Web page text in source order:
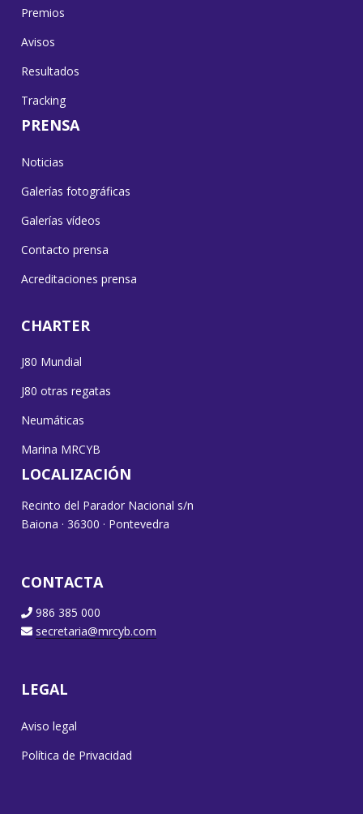
Premios
Avisos
Resultados
Tracking
PRENSA
Noticias
Galerías fotográficas
Galerías vídeos
Contacto prensa
Acreditaciones prensa
CHARTER
J80 Mundial
J80 otras regatas
Neumáticas
Marina MRCYB
LOCALIZACIÓN
Recinto del Parador Nacional s/n
Baiona · 36300 · Pontevedra
CONTACTA
986 385 000
secretaria@mrcyb.com
LEGAL
Aviso legal
Política de Privacidad